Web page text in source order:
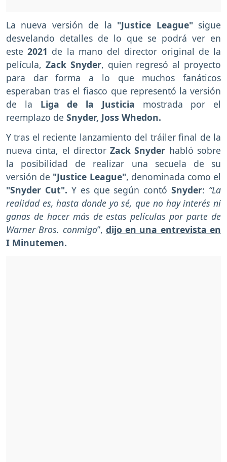
La nueva versión de la "Justice League" sigue
desvelando detalles de lo que se podrá ver en
este2021 de la mano del director original de la
película, Zack Snyder, quien regresó al proyecto
para dar forma a lo que muchos fanáticos
esperaban tras el fiasco que representó la versión
de la Liga de la Justicia mostrada por el
reemplazo de Snyder, Joss Whedon.
Y tras el reciente lanzamiento del tráiler final de la
nueva cinta, el directorZack Snyder habló sobre
la posibilidad de realizar una secuela de su
versión de "Justice League", denominada como el
"Snyder Cut". Y es que según contó Snyder: “La
realidad es, hasta donde yo sé, que no hay interés ni
ganas de hacer más de estas películas por parte de
Warner Bros. conmigo”, dijo en una entrevista en
I Minutemen.